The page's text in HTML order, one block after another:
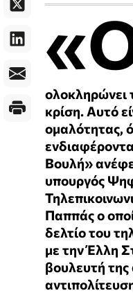
ολοκληρώνει
κρίση. Αυτό
ομαλότητας,
Βουλή»
υπουργός
Παππάς ο
δελτίο του
με την Έλλη
βουλευτή της